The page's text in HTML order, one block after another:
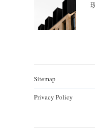
Sitemap
Privacy Policy